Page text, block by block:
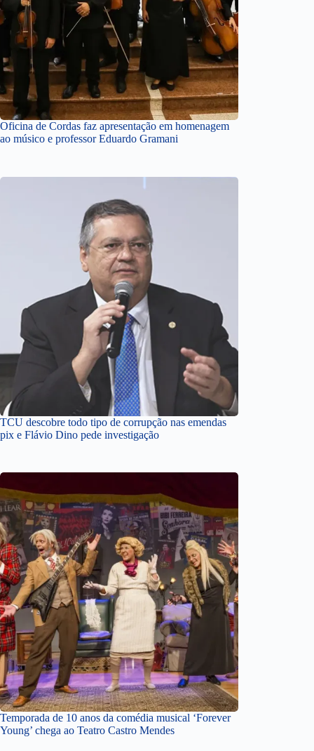
Oficina de Cordas faz apresentação em homenagem
ao músico e professor Eduardo Gramani
TCU descobre todo tipo de corrupção nas emendas
pix e Flávio Dino pede investigação
Temporada de 10 anos da comédia musical ‘Forever
Young’ chega ao Teatro Castro Mendes